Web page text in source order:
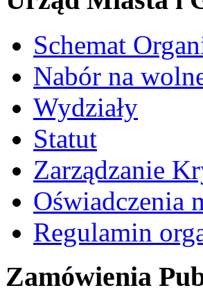
Schemat
Nabór na
Wydziały
Statut
Zarządzanie
Oświadczenia
Regulamin
Zamówienia